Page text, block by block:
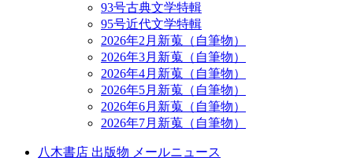
93号古典文学特輯
95号近代文学特輯
2026年2月新蒐（自筆物）
2026年3月新蒐（自筆物）
2026年4月新蒐（自筆物）
2026年5月新蒐（自筆物）
2026年6月新蒐（自筆物）
2026年7月新蒐（自筆物）
八木書店 出版物 メールニュース